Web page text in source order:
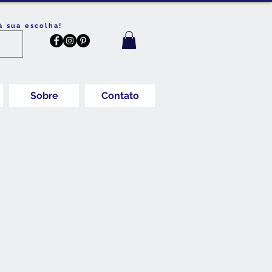
sua escolha!
Sobre Contato